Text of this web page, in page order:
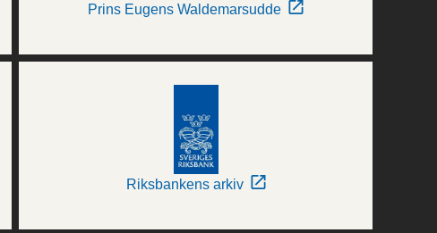
Prins Eugens Waldemarsudde
Riksbankens arkiv